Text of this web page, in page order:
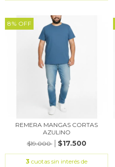
8% OFF
REMERA MANGAS CORTAS
AZULINO
$19.000
$17.500
3 cuotas sin interés de